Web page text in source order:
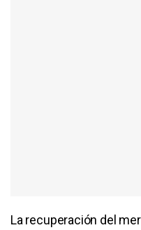
La recuperación del